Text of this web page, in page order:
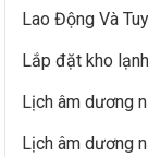
Lao Động Và
Lắp đặt kho lạnh
Lịch âm dương
Lịch âm dương